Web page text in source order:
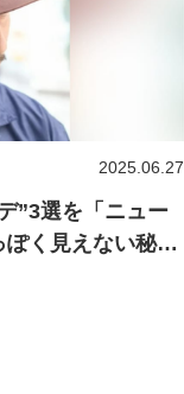
”3選を「ニュー
く見えない秘訣
2025.06.27